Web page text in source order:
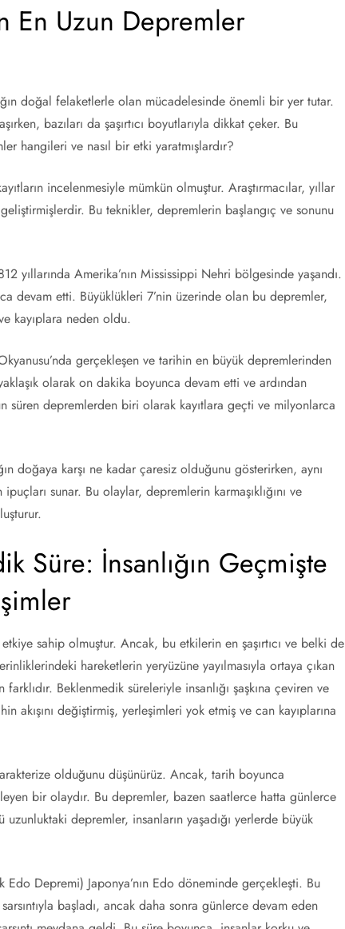
En Uzun Depremler
doğal felaketlerle olan mücadelesinde önemli bir yer tutar.
bazıları da şaşırtıcı boyutlarıyla dikkat çeker. Bu
hangileri ve nasıl bir etki yaratmışlardır?
incelenmesiyle mümkün olmuştur. Araştırmacılar, yıllar
Bu teknikler, depremlerin başlangıç ve sonunu
yıllarında Amerika’nın Mississippi Nehri bölgesinde yaşandı.
devam etti. Büyüklükleri 7’nin üzerinde olan bu depremler,
kayıplara neden oldu.
gerçekleşen ve tarihin en büyük depremlerinden
olarak on dakika boyunca devam etti ve ardından
süren depremlerden biri olarak kayıtlara geçti ve milyonlarca
doğaya karşı ne kadar çaresiz olduğunu gösterirken, aynı
sunar. Bu olaylar, depremlerin karmaşıklığını ve
Süre: İnsanlığın Geçmişte
sahip olmuştur. Ancak, bu etkilerin en şaşırtıcı ve belki de
hareketlerin yeryüzüne yayılmasıyla ortaya çıkan
Beklenmedik süreleriyle insanlığı şaşkına çeviren ve
akışını değiştirmiş, yerleşimleri yok etmiş ve can kayıplarına
olduğunu düşünürüz. Ancak, tarih boyunca
bir olaydır. Bu depremler, bazen saatlerce hatta günlerce
depremler, insanların yaşadığı yerlerde büyük
Depremi) Japonya’nın Edo döneminde gerçekleşti. Bu
başladı, ancak daha sonra günlerce devam eden